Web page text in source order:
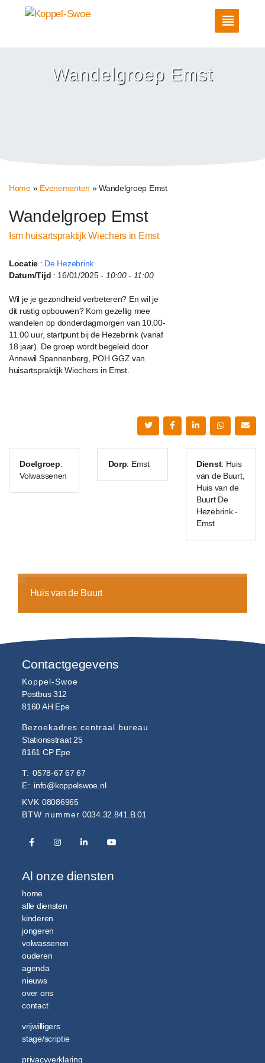
Wandelgroep Emst
Home» Evenementen »Wandelgroep Emst
Wandelgroep Emst
Ism huisartspraktijk Wiechers in Emst
Locatie : De Hezebrink
Datum/Tijd : 16/01/2025 - 10:00 - 11:00
Wil je je gezondheid verbeteren? En wil je
dit rustig opbouwen? Kom gezellig mee
wandelen op donderdagmorgen van 10.00-
11.00 uur, startpunt bij de Hezebrink (vanaf
18 jaar). De groep wordt begeleid door
Annewil Spannenberg, POH GGZ van
huisartspraktijk Wiechers in Emst.
Doelgroep:
Volwassenen
Dorp: Emst Dienst: Huis
van de Buurt,
Huis van de
Buurt De
Hezebrink -
Emst
Huis van de Buurt
Contactgegevens
Koppel-Swoe
Postbus 312
8160 AH Epe
Bezoekadres centraal bureau
Stationsstraat 25
8161 CP Epe
T:0578-67 67 67
E: info@koppelswoe.nl
KVK 08086965
BTW nummer 0034.32.841.B.01
Al onze diensten
home
alle diensten
kinderen
jongeren
volwassenen
ouderen
agenda
nieuws
over ons
contact
vrijwilligers
stage/scriptie
privacyverklaring